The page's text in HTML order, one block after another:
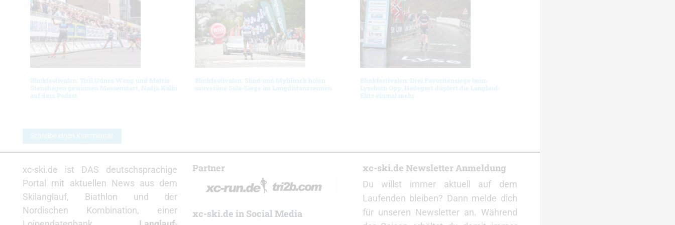
Blinkfestivalen: Tiril Udnes Weng und Mattis
Stenshagen gewinnen Massenstart, Nadja Kälin
auf dem Podest
Blinkfestivalen: Slind und Myhlback holen
souveräne Solo-Siege im Langdistanzrennen
Blinkfestivalen: Drei Favoritensiege beim
Lysebotn Opp, Hedegart düpiert die Langlauf-
Elite einmal mehr
Schreibe einen Kommentar
xc-ski.de ist DAS deutschsprachige
Portal mit aktuellen News aus dem
Skilanglauf, Biathlon und der
Nordischen Kombination, einer
Partner
xc-ski.de in Social Media
xc-ski.de Newsletter Anmeldung
Du willst immer aktuell auf dem
Laufenden bleiben? Dann melde dich
für unseren Newsletter an. Während